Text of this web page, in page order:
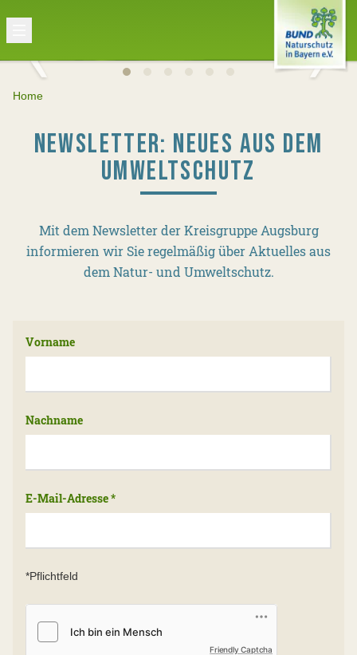
Home
NEWSLETTER: NEUES AUS DEM
UMWELTSCHUTZ
Mit dem Newsletter der Kreisgruppe Augsburg
informieren wir Sie regelmäßig über Aktuelles aus
dem Natur- und Umweltschutz.
Vorname
Nachname
E-Mail-Adresse *
*Pflichtfeld
Friendly Captcha